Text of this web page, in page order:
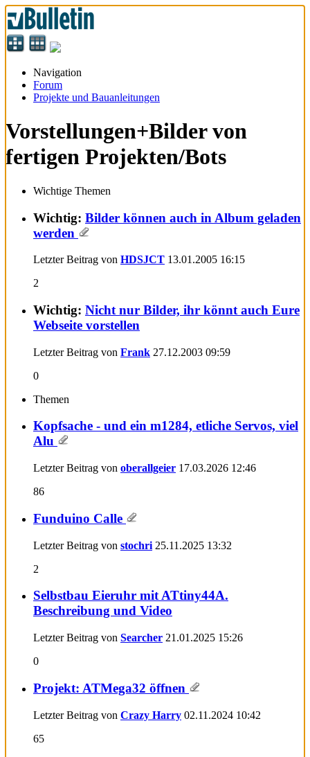
Navigation
Forum
Projekte und Bauanleitungen
Vorstellungen+Bilder von
fertigen Projekten/Bots
Wichtige Themen
Wichtig: Bilder können auch in Album geladen
werden
Letzter Beitrag von HDSJCT 13.01.2005 16:15
2
Wichtig: Nicht nur Bilder, ihr könnt auch Eure
Webseite vorstellen
Letzter Beitrag von Frank 27.12.2003 09:59
0
Themen
Kopfsache - und ein m1284, etliche Servos, viel
Alu
Letzter Beitrag von oberallgeier 17.03.2026 12:46
86
Funduino Calle
Letzter Beitrag von stochri 25.11.2025 13:32
2
Selbstbau Eieruhr mit ATtiny44A.
Beschreibung und Video
Letzter Beitrag von Searcher 21.01.2025 15:26
0
Projekt: ATMega32 öffnen
Letzter Beitrag von Crazy Harry 02.11.2024 10:42
65